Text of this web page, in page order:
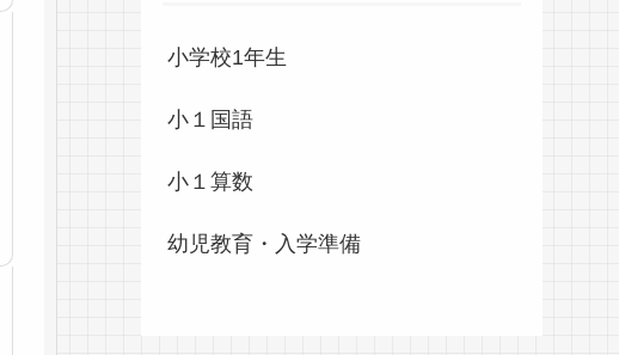
小学校1年生
小１国語
小１算数
幼児教育・入学準備